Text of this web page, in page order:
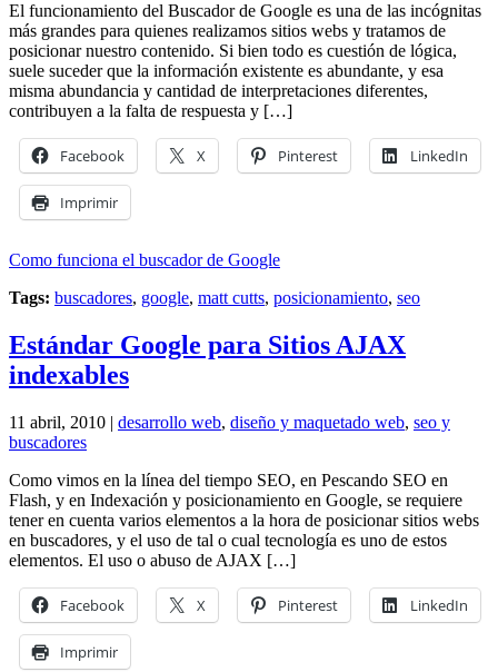
El funcionamiento del Buscador de Google es una de las incógnitas
más grandes para quienes realizamos sitios webs y tratamos de
posicionar nuestro contenido. Si bien todo es cuestión de lógica,
suele suceder que la información existente es abundante, y esa
misma abundancia y cantidad de interpretaciones diferentes,
contribuyen a la falta de respuesta y […]
Facebook X Pinterest LinkedIn
Imprimir
Como funciona el buscador de Google
Tags: buscadores, google, matt cutts, posicionamiento, seo
Estándar Google para Sitios AJAX
indexables
11 abril, 2010 | desarrollo web, diseño y maquetado web, seo y
buscadores
Como vimos en la línea del tiempo SEO, en Pescando SEO en
Flash, y en Indexación y posicionamiento en Google, se requiere
tener en cuenta varios elementos a la hora de posicionar sitios webs
en buscadores, y el uso de tal o cual tecnología es uno de estos
elementos. El uso o abuso de AJAX […]
Facebook X Pinterest LinkedIn
Imprimir